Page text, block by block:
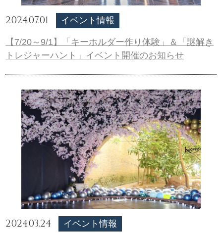
2024.07.01 イベント情報
【7/20～9/1】「キーホルダー作り体験」＆「謎解き
トレジャーハント」イベント開催のお知らせ
2024.03.24 イベント情報